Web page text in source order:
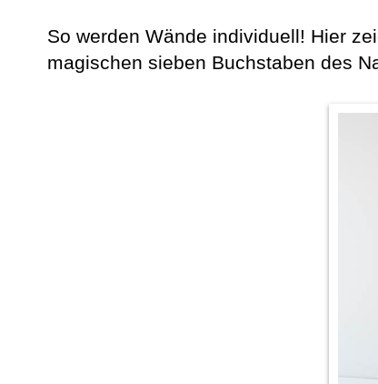
So werden Wände individuell! Hier
magischen sieben Buchstaben des